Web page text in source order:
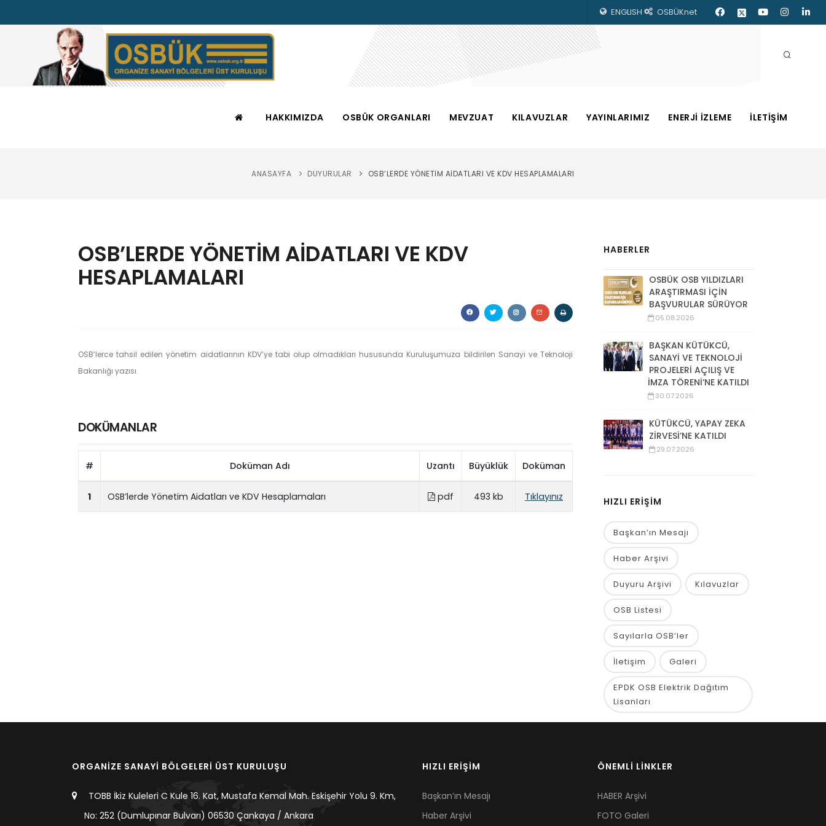
ENGLISH OSBÜKnet
HAKKIMIZDA OSBÜK ORGANLARI MEVZUAT KILAVUZLAR YAYINLARIMIZ ENERJİ İZLEME İLETİŞİM
ANASAYFA DUYURULAR OSB’LERDE YÖNETİM AİDATLARI VE KDV HESAPLAMALARI
OSB’LERDE YÖNETİM AİDATLARI VE KDV
HESAPLAMALARI
OSB’lerce tahsil edilen yönetim aidatlarının KDV’ye tabi olup olmadıkları hususunda Kuruluşumuza bildirilen Sanayi ve Teknoloji
Bakanlığı yazısı.
DOKÜMANLAR
# Doküman Adı Uzantı Büyüklük Doküman
1 OSB’lerde Yönetim Aidatları ve KDV Hesaplamaları pdf 493 kb Tıklayınız
HABERLER
OSBÜK OSB YILDIZLARI
ARAŞTIRMASI İÇİN
BAŞVURULAR SÜRÜYOR
05.08.2026
BAŞKAN KÜTÜKCÜ,
SANAYİ VE TEKNOLOJİ
PROJELERİ AÇILIŞ VE
İMZA TÖRENİ’NE KATILDI
30.07.2026
KÜTÜKCÜ, YAPAY ZEKA
ZİRVESİ’NE KATILDI
29.07.2026
HIZLI ERİŞİM
Başkan’ın Mesajı
Haber Arşivi
Duyuru Arşivi Kılavuzlar
OSB Listesi
Sayılarla OSB’ler
İletişim Galeri
EPDK OSB Elektrik Dağıtım
Lisanları
ORGANİZE SANAYİ BÖLGELERİ ÜST KURULUŞU
TOBB İkiz Kuleleri C Kule 16. Kat, Mustafa Kemal Mah. Eskişehir Yolu 9. Km,
No: 252 (Dumlupınar Bulvarı) 06530 Çankaya / Ankara
HIZLI ERİŞİM
Başkan’ın Mesajı
Haber Arşivi
ÖNEMLİ LİNKLER
HABER Arşivi
FOTO Galeri